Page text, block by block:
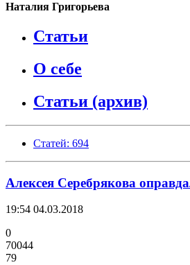
Наталия Григорьева
Статьи
О себе
Статьи (архив)
Статей: 694
Алексея Серебрякова
19:54 04.03.2018
0
70044
79